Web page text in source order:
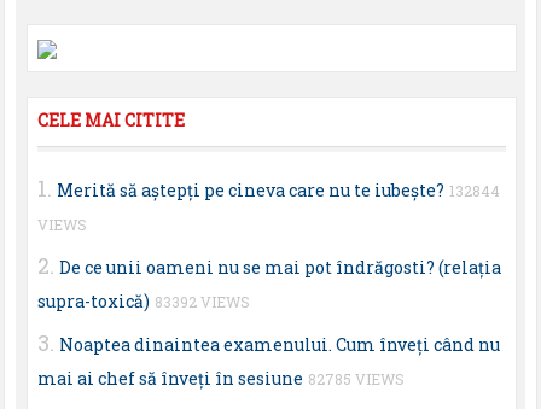
CELE MAI CITITE
Merită să aştepţi pe cineva care nu te iubeşte? 132844
VIEWS
De ce unii oameni nu se mai pot îndrăgosti? (relaţia
supra-toxică) 83392 VIEWS
Noaptea dinaintea examenului. Cum înveţi când nu
mai ai chef să înveţi în sesiune 82785 VIEWS